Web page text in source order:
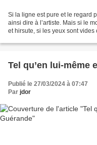
Si la ligne est pure et le regard
ainsi dire à l’artiste. Mais si le
et hirsute, si les yeux sont
Tel qu’en lui-même
Publié le 27/03/2024 à 07:47
Par jdor